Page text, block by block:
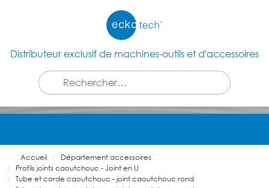
Distributeur exclusif de machines-outils et d'accessoires
Accueil
Département accessoires
Profils joints caoutchouc - Joint en U
Tube et corde caoutchouc - joint caoutchouc rond